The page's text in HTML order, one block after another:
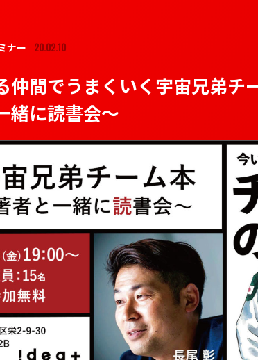
ナー 20.02.10
仲間でうまくいく宇宙兄弟
緒に読書会〜